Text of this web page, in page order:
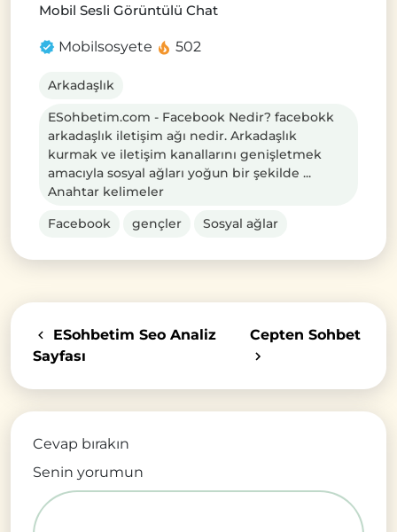
Mobil Sesli Görüntülü Chat
Mobilsosyete 502
Arkadaşlık
ESohbetim.com - Facebook Nedir? facebokk
arkadaşlık iletişim ağı nedir. Arkadaşlık
kurmak ve iletişim kanallarını genişletmek
amacıyla sosyal ağları yoğun bir şekilde ...
Anahtar kelimeler
Facebook
gençler Sosyal ağlar
ESohbetim Seo Analiz
Sayfası
Cepten Sohbet
Cevap bırakın
Senin yorumun